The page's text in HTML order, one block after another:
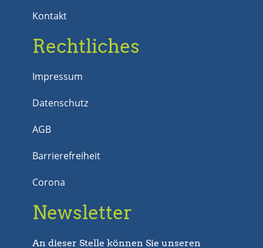
Kontakt
Rechtliches
Impressum
Datenschutz
AGB
Barrierefreiheit
Corona
Newsletter
An dieser Stelle können Sie unseren